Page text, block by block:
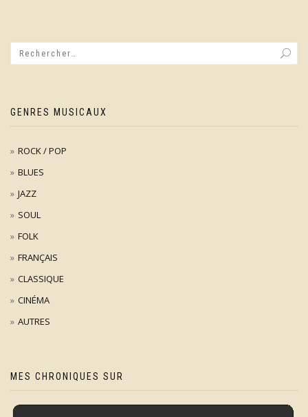
GENRES MUSICAUX
ROCK / POP
BLUES
JAZZ
SOUL
FOLK
FRANÇAIS
CLASSIQUE
CINÉMA
AUTRES
MES CHRONIQUES SUR